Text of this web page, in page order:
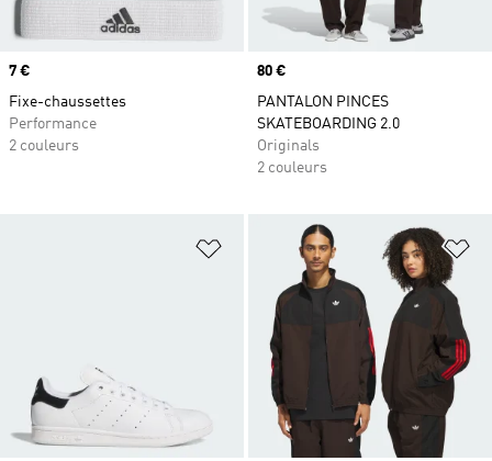
Prix
7 €
Fixe-chaussettes
Performance
2 couleurs
Prix
80 €
PANTALON PINCES
SKATEBOARDING 2.0
Originals
2 couleurs
Ajouter à la Liste de produits